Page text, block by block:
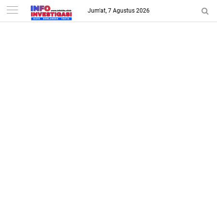
-->
Jum'at, 7 Agustus 2026